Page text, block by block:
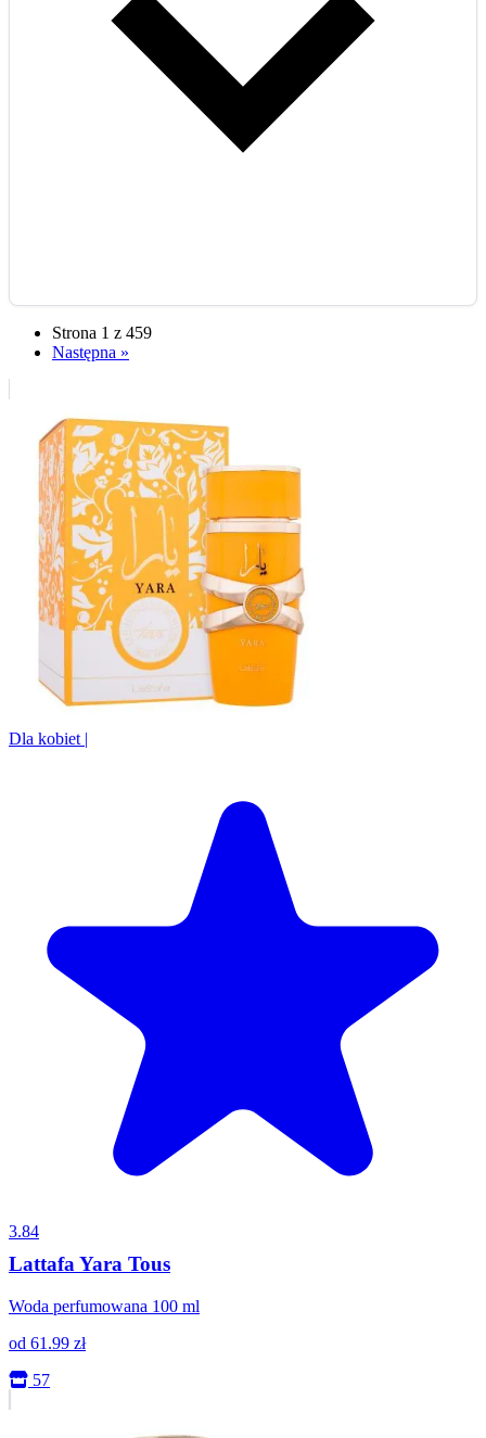
Strona 1 z 459
Następna »
Dla kobiet |
3.84
Lattafa Yara Tous
Woda perfumowana 100 ml
od 61.99 zł
57